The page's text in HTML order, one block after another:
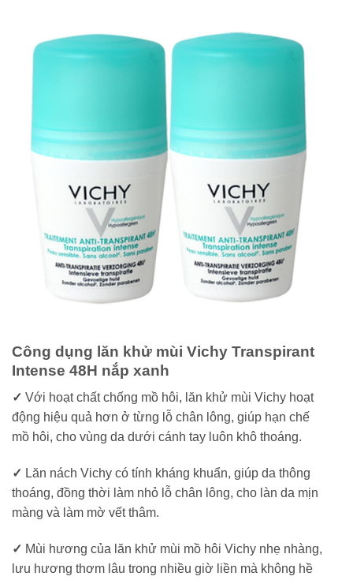
Công dụng lăn khử mùi Vichy Transpirant
Intense 48H nắp xanh
✓ Với hoạt chất chống mồ hôi, lăn khử mùi Vichy hoạt
động hiệu quả hơn ở từng lỗ chân lông, giúp hạn chế
mồ hôi, cho vùng da dưới cánh tay luôn khô thoáng.
✓ Lăn nách Vichy có tính kháng khuẩn, giúp da thông
thoáng, đồng thời làm nhỏ lỗ chân lông, cho làn da mịn
màng và làm mờ vết thâm.
✓ Mùi hương của lăn khử mùi mồ hôi Vichy nhẹ nhàng,
lưu hương thơm lâu trong nhiều giờ liền mà không hề